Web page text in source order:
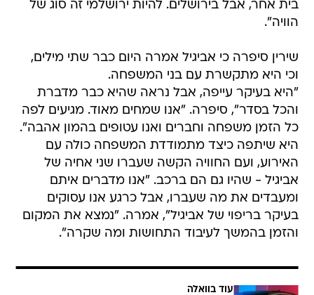
בית אחר, אבל בירושלים. להיות ירושלמי זה סוג של
הוויה".
שירין סיפרה כי אביגיל אמרה היום כבר שתי מילים,
וכי היא מתקשרת עם בני המשפחה.
"היא בעיקר עייפה, אבל נראה שהיא כבר מדברת
והכל בסדר", סיפרה. "אנו שמחים מאוד. מגיעים לפה
כל הזמן משפחה וחברים ואנו עטופים בהמון אהבה".
היא שיתפה כיצד מתמודדת המשפחה כולה עם
האירוע, ועם החוויה הקשה שעברו שני אחיה של
אביגיל - שהיו גם הם ברכב. "אנו מדברים איתם
ומעבדים את מה שעברו, אבל כרגע אנו עסוקים
בעיקר בריפוי של אביגיל", אמרה. "נמצא את המקום
והזמן בהמשך לעיבוד התחושות ומה שקרה".
עוד בוואלה